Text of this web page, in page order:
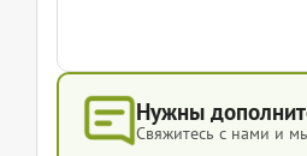
Нужны
Свяжитесь с нами и